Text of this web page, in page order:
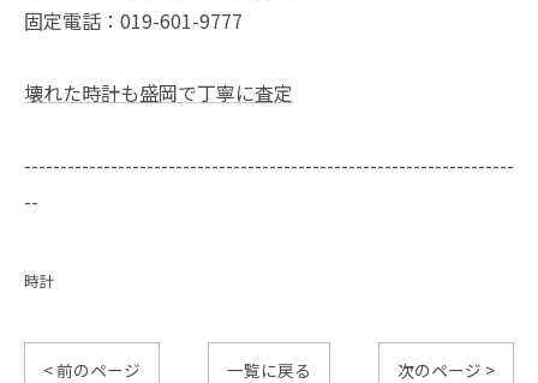
固定電話：019-601-9777
壊れた時計も盛岡で丁寧に査定
--------------------------------------------------------------------
--
時計
< 前のページ 一覧に戻る 次のページ >